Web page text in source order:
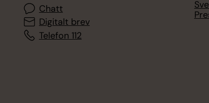
Chatt
Digitalt brev
Telefon 112